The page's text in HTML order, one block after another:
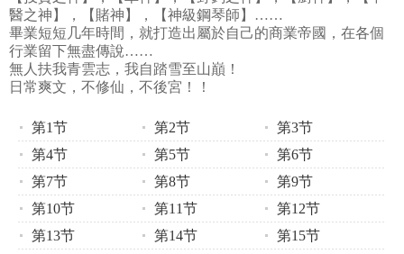
醫之神】，【賭神】，【神級鋼琴師】……
畢業短短几年時間，就打造出屬於自己的商業帝國，在各個
行業留下無盡傳說……
無人扶我青雲志，我自踏雪至山巔！
日常爽文，不修仙，不後宮！！
第1节 第2节
第3节
第4节
第5节
第6节
第7节
第8节
第9节
第10节
第11节
第12节
第13节
第14节
第15节